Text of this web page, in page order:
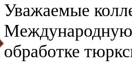
Уважаемые
обработке